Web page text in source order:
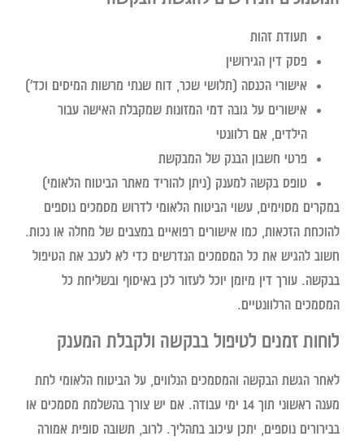
תעודת זהות
פסק דין הגירושין
אישורי הכנסה (תלושי שכר, דוח שנתי מרשות המיסים וכד')
אישורים על גובה דמי המזונות שמקבלת האישה עבור
הילדים, אם רלוונטי
פרטי חשבון הבנק של המבקשת
טופס בקשה למענק (ניתן להוריד מאתר הביטוח הלאומי)
במקרים מסוימים, עשוי הביטוח הלאומי לדרוש מסמכים נוספים
להוכחת הזכאות, כמו אישורים רפואיים במצבים של מחלה או נכות.
חשוב להגיש את כל המסמכים הנדרשים כדי לא לעכב את הטיפול
בבקשה. עורך דין מיומן יוכל לעזור לכן באיסוף ובשליחת כל
המסמכים הרלוונטיים.
לוחות זמנים לטיפול בבקשה ולקבלת המענק
לאחר הגשת הבקשה והמסמכים הנלווים, על הביטוח הלאומי לתת
מענה ראשוני תוך 14 ימי עבודה. אם יש צורך בהשלמת מסמכים או
בבירורים נוספים, יתכן עיכוב בתהליך. לרוב, תשובה סופית אמורה